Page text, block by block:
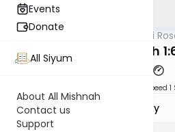
Events
Donate
All Siyum
About All Mishnah
Contact us
Support
Rabbi Avi
Beitzah
Speed 1
Rabbi Avi Rosalimsky